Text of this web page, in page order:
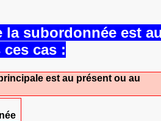
la subordonnée est
cas :
est au présent ou au